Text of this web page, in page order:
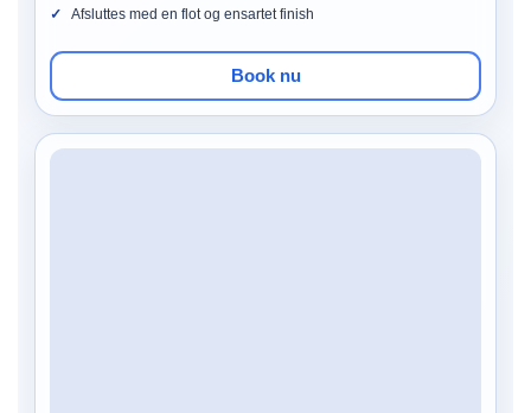
Afsluttes med en flot og ensartet finish
Book nu